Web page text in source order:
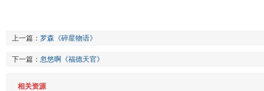
上一篇： 罗森《碎星物语》
下一篇： 忽悠啊《福德天官》
相关资源